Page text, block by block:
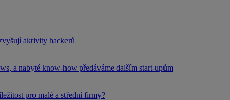
aktivity hackerů
a nabyté know-how předáváme dalším start-upům
pro malé a střední firmy?